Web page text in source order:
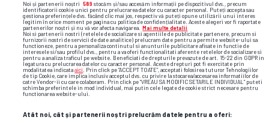
Noi și partenerii noștri 589 stocăm și/sau accesăm informații pe dispozitivul dvs., precum
identificatorii cookie unici pentru prelucrarea datelor cu caracter personal. Puteți accepta sau
gestiona preferințele dvs. făcând clic mai jos, respectiv vă puteți opune utilizării unui interes
legitim în orice moment pe pagina cu politica de confidențialitate. Aceste alegeri vor fi raportate
partenerilor noștri și nu vă vor afecta navigarea. Mai multe detalii
Noi si partenerii nostri (retelele de socializare si agentiile de publicitate partenere, precum si
furnizorii nostri de servicii de date analitice) prelucram date pentru a permite website-ului sa
functioneze, pentru a personaliza continutul si anunturile publicitare afisate in functie de
interesele si/sau profilul dvs., pentru a va oferi functionalitati aferente retelelor de socializare si
pentru a analiza traficul pe website. Beneficiati de drepturile prevazute de art. 15-22 din GDPR in
legatura cu prelucrarea datelor cu caracter personal. Aceste drepturi pot fi exercitate prin
modalitatea indicataaici
. Prin click pe “ACCEPT TOATE”, acceptati folosirea tuturor Tehnologiilor
de tip Cookie, care implica inclusiv acceptul dvs. cu privire la stocarea/accesarea informatiilor de
catre Vendor-ii cu care colaboram. Prin click pe “VREAU SA MODIFIC SETARILE INDIVIDUAL” puteti
schimba preferintele in mod individual, mai putin cele legate de cookie strict necesare pentru
functionarea website-ului.
Atât noi, cât și partenerii noștri prelucrăm datele pentru a oferi: